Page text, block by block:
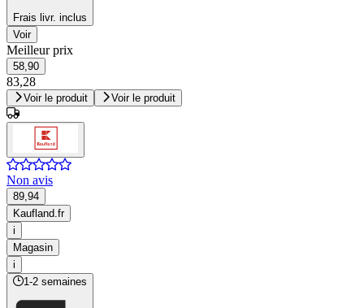
Frais livr. inclus
Voir
Meilleur prix
58,90
83,28
Voir le produit Voir le produit
Non avis
89,94
Kaufland.fr
i
Magasin
i
1-2 semaines